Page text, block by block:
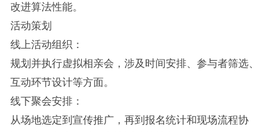
改进算法性能。
活动策划
线上活动组织：
规划并执行虚拟相亲会，涉及时间安排、参与者筛选、
互动环节设计等方面。
线下聚会安排：
从场地选定到宣传推广，再到报名统计和现场流程协